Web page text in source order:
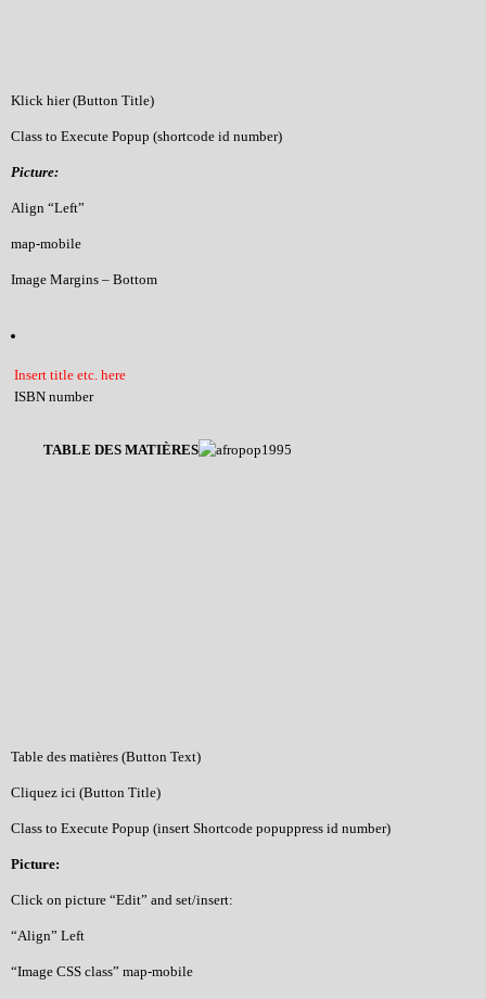
Klick hier (Button Title)
Class to Execute Popup (shortcode id number)
Picture:
Align “Left”
map-mobile
Image Margins – Bottom
Insert title etc. here
ISBN number
TABLE DES MATIÈRES
Table des matières (Button Text)
Cliquez ici (Button Title)
Class to Execute Popup (insert Shortcode popuppress id number)
Picture:
Click on picture “Edit” and set/insert:
“Align” Left
“Image CSS class” map-mobile